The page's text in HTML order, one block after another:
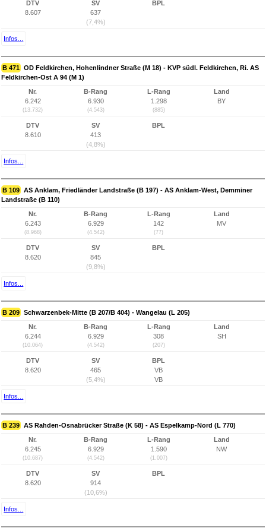
DTV
8.607
SV
637
(7,4%)
BPL
Infos...
B 471 OD Feldkirchen, Hohenlindner Straße (M 18) - KVP südl. Feldkirchen, Ri. AS
Feldkirchen-Ost A 94 (M 1)
Nr.
6.242
(13.732)
B-Rang
6.930
(4.543)
L-Rang
1.298
(885)
Land
BY
DTV
8.610
SV
413
(4,8%)
BPL
Infos...
B 109 AS Anklam, Friedländer Landstraße (B 197) - AS Anklam-West, Demminer
Landstraße (B 110)
Nr.
6.243
(8.968)
B-Rang
6.929
(4.542)
L-Rang
142
(77)
Land
MV
DTV
8.620
SV
845
(9,8%)
BPL
Infos...
B 209 Schwarzenbek-Mitte (B 207/B 404) - Wangelau (L 205)
Nr.
6.244
(10.064)
B-Rang
6.929
(4.542)
L-Rang
308
(207)
Land
SH
DTV
8.620
SV
465
(5,4%)
BPL
VB
VB
Infos...
B 239 AS Rahden-Osnabrücker Straße (K 58) - AS Espelkamp-Nord (L 770)
Nr.
6.245
(10.687)
B-Rang
6.929
(4.542)
L-Rang
1.590
(1.007)
Land
NW
DTV
8.620
SV
914
(10,6%)
BPL
Infos...